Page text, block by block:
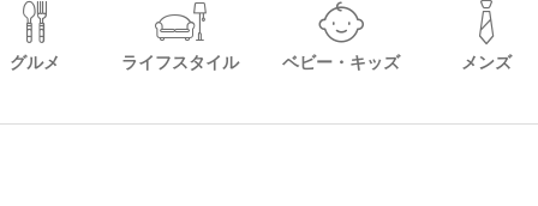
グルメ ライフスタイル ベビー・キッズ メンズ